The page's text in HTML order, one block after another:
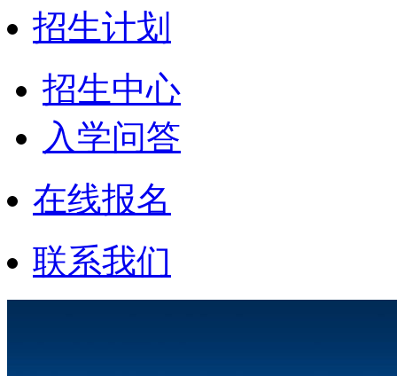
招生计划
招生中心
入学问答
在线报名
联系我们